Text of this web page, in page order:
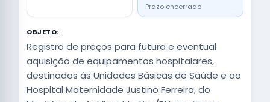
Prazo encerrado
OBJETO:
Registro de preços para futura e eventual
aquisição de equipamentos hospitalares,
destinados ás Unidades Básicas de Saúde e ao
Hospital Maternidade Justino Ferreira, do